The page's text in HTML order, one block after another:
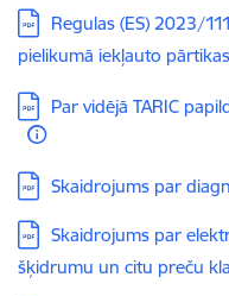
Lejupielādēt:
Regulas (ES) 2023/
pielikumā iekļauto
Lejupielādēt:
Par vidējā TARIC
Lejupielādēt:
Skaidrojums par
Lejupielādēt:
Skaidrojums par
šķidrumu un citu preču